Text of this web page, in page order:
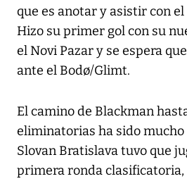
que es anotar y asistir con
Hizo su primer gol con su
el Novi Pazar y se espera
ante el Bodø/Glimt.
El camino de Blackman
eliminatorias ha sido mucho
Slovan Bratislava tuvo que
primera ronda clasificatoria,